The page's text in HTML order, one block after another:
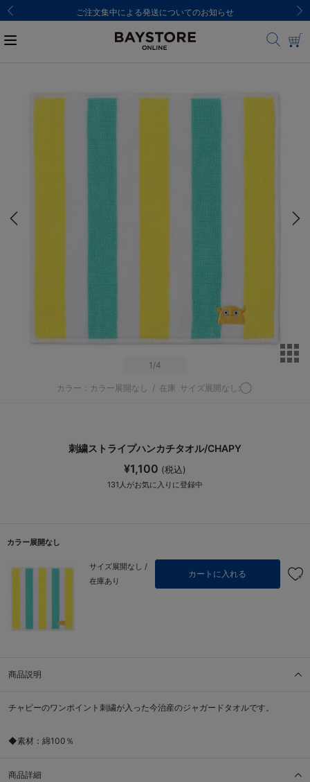
ご注文集中による発送についてのお知らせ
1 /4
カラー：カラー展開なし / 在庫 サイズ展開なし:◯
刺繍ストライプハンカチタオル/CHAPY
¥1,100 (税込)
131 人がお気に入りに登録中
カラー展開なし
サイズ展開なし /
在庫あり
カートに入れる
商品説明
チャピーのワンポイント刺繍が入った今治産のジャガードタオルです。
◆素材：綿100％
商品詳細